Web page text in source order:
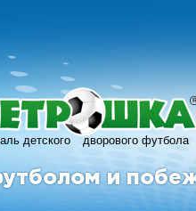
детского дворового футбола
R
и